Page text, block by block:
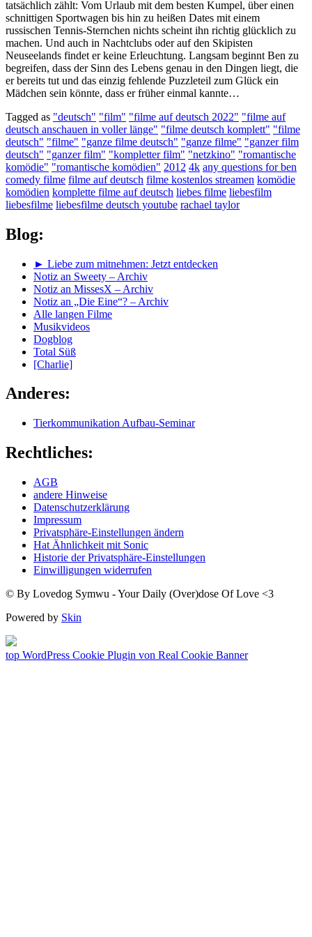
tatsächlich zählt: Vom Urlaub mit dem besten Kumpel, über einen
schnittigen Sportwagen bis hin zu heißen Dates mit einem
russischen Tennis-Sternchen nichts scheint ihn richtig glücklich zu
machen. Und auch in Nachtclubs oder auf den Skipisten
Neuseelands findet er keine Erleuchtung. Langsam beginnt Ben zu
begreifen, dass der Sinn des Lebens genau in den Dingen liegt, die
er bereits tut und das einzig fehlende Puzzleteil zum Glück ein
Mädchen sein könnte, dass er früher einmal kannte…
Tagged as "deutsch" "film" "filme auf deutsch 2022" "filme auf
deutsch anschauen in voller länge" "filme deutsch komplett" "filme
deutsch" "filme" "ganze filme deutsch" "ganze filme" "ganzer film
deutsch" "ganzer film" "kompletter film" "netzkino" "romantische
komödie" "romantische komödien" 2012 4k any questions for ben
comedy filme filme auf deutsch filme kostenlos streamen komödie
komödien komplette filme auf deutsch liebes filme liebesfilm
liebesfilme liebesfilme deutsch youtube rachael taylor
Blog:
► Liebe zum mitnehmen: Jetzt entdecken
Notiz an Sweety – Archiv
Notiz an MissesX – Archiv
Notiz an „Die Eine“? – Archiv
Alle langen Filme
Musikvideos
Dogblog
Total Süß
[Charlie]
Anderes:
Tierkommunikation Aufbau-Seminar
Rechtliches:
AGB
andere Hinweise
Datenschutzerklärung
Impressum
Privatsphäre-Einstellungen ändern
Hat Ähnlichkeit mit Sonic
Historie der Privatsphäre-Einstellungen
Einwilligungen widerrufen
© By Lovedog Symwu - Your Daily (Over)dose Of Love <3
Powered by Skin
top WordPress Cookie Plugin von Real Cookie Banner